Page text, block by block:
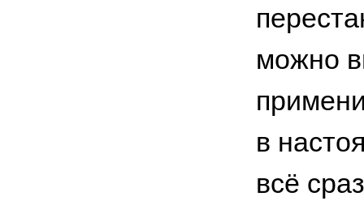
можно
в
всё